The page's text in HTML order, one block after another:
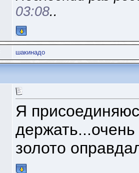
03:08..
шакинадо
Я
золото